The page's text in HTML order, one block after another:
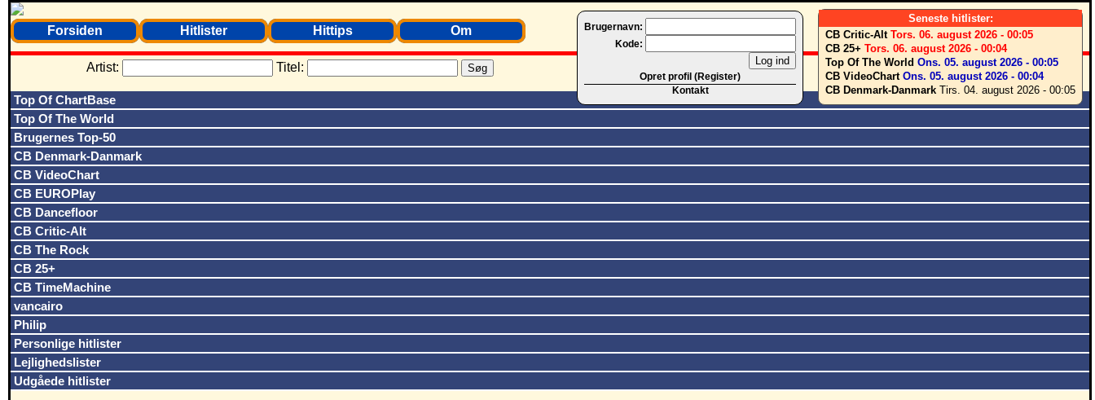
Seneste hitlister:
CB Critic-Alt Tors. 06. august 2026 - 00:05
CB 25+ Tors. 06. august 2026 - 00:04
Top Of The World Ons. 05. august 2026 - 00:05
CB VideoChart Ons. 05. august 2026 - 00:04
CB Denmark-Danmark Tirs. 04. august 2026 - 00:05
Brugernavn:
Kode:
Opret profil (Register)
Kontakt
Forsiden Hitlister Hittips Om
Artist: Titel:
Top Of ChartBase
Top Of The World
Brugernes Top-50
CB Denmark-Danmark
CB VideoChart
CB EUROPlay
CB Dancefloor
CB Critic-Alt
CB The Rock
CB 25+
CB TimeMachine
vancairo
Philip
Personlige hitlister
Lejlighedslister
Udgåede hitlister